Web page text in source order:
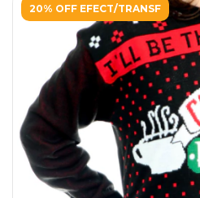
20% OFF EFECT/TRANSF